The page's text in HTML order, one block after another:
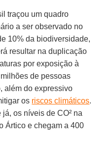
traçou um quadro
a ser observado no
10% da biodiversidade,
resultar na duplicação
por exposição à
de pessoas
além do expressivo
os riscos climáticos.
os níveis de CO² na
Ártico e chegam a 400